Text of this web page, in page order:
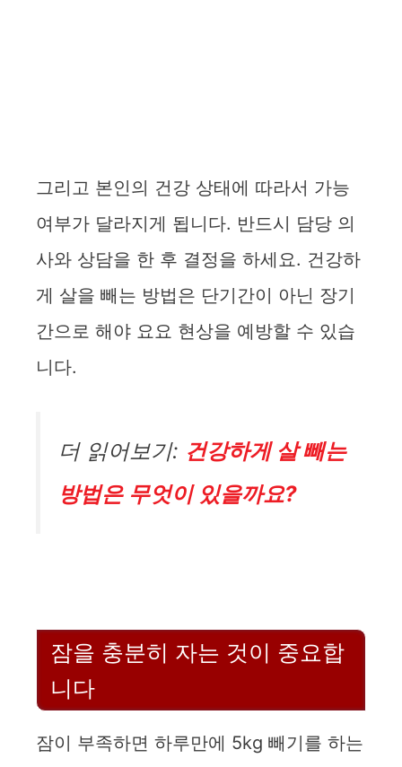
그리고 본인의 건강 상태에 따라서 가능
여부가 달라지게 됩니다. 반드시 담당 의
사와 상담을 한 후 결정을 하세요. 건강하
게 살을 빼는 방법은 단기간이 아닌 장기
간으로 해야 요요 현상을 예방할 수 있습
니다.
더 읽어보기: 건강하게 살 빼는
방법은 무엇이 있을까요?
잠을 충분히 자는 것이 중요합
니다
잠이 부족하면 하루만에 5kg 빼기를 하는